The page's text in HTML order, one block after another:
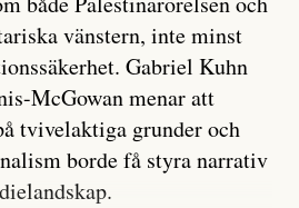
vänstern, inte minst
Gabriel Kuhn
McGowan menar att
tvivelaktiga grunder och
borde få styra narrativ